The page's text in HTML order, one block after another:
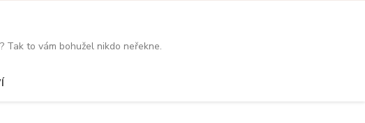
Tak to vám bohužel nikdo neřekne.